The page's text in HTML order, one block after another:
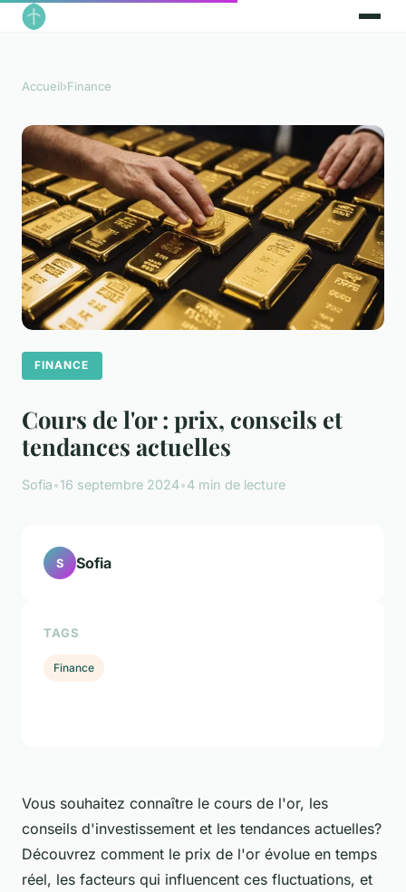
Accueil›Finance
FINANCE
Cours de l'or : prix, conseils et
tendances actuelles
Sofia•16 septembre 2024•4 min de lecture
Vous souhaitez connaître le cours de l'or, les
conseils d'investissement et les tendances actuelles?
Découvrez comment le prix de l'or évolue en temps
réel, les facteurs qui influencent ces fluctuations, et
S Sofia
TAGS
Finance